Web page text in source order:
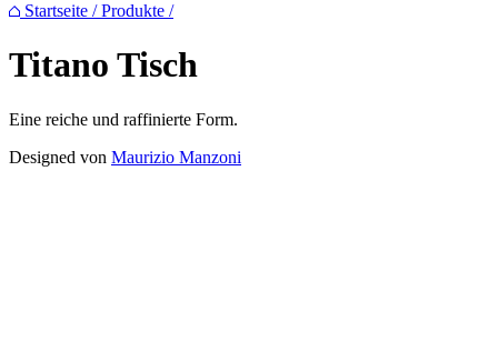
Startseite / Produkte /
Titano Tisch
Eine reiche und raffinierte Form.
Designed von Maurizio Manzoni